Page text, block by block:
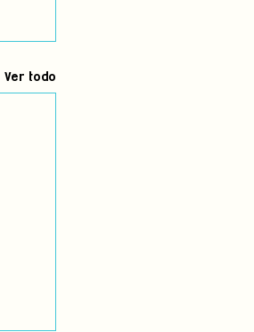
Ver todo